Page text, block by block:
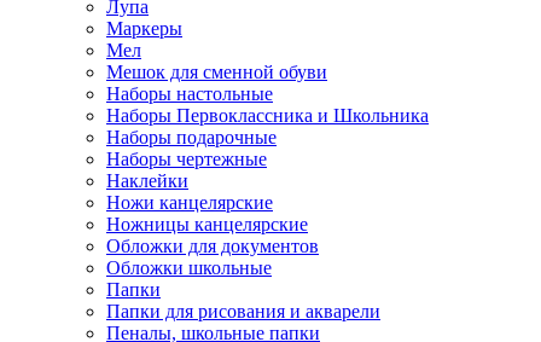
Лупа
Маркеры
Мел
Мешок для сменной обуви
Наборы настольные
Наборы Первоклассника и Школьника
Наборы подарочные
Наборы чертежные
Наклейки
Ножи канцелярские
Ножницы канцелярские
Обложки для документов
Обложки школьные
Папки
Папки для рисования и акварели
Пеналы, школьные папки